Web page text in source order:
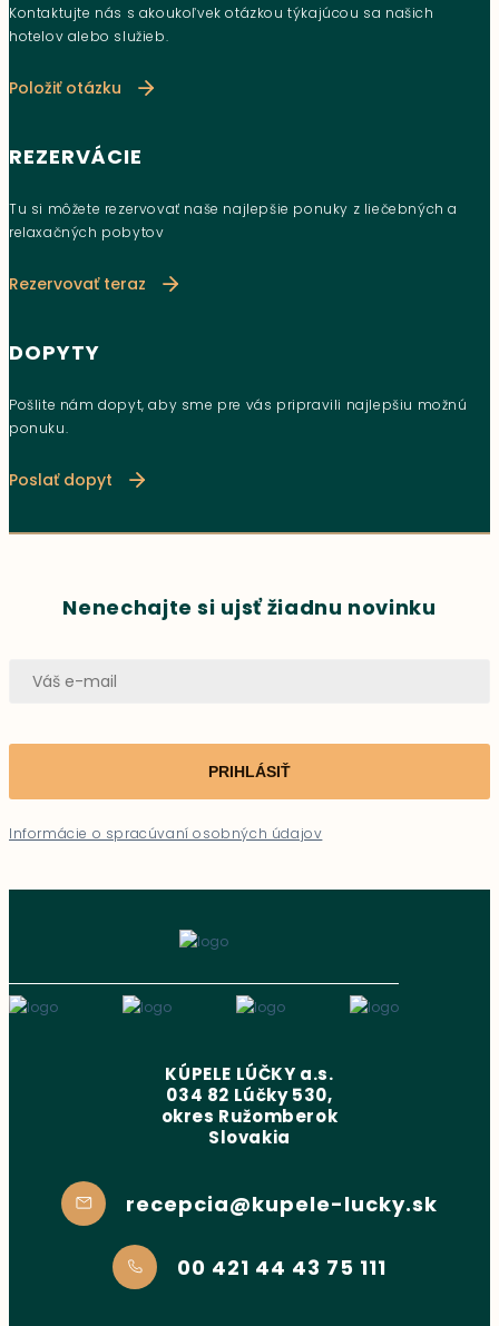
Kontaktujte nás s akoukoľvek otázkou týkajúcou sa našich
hotelov alebo služieb.
Položiť otázku
REZERVÁCIE
Tu si môžete rezervovať naše najlepšie ponuky z liečebných a
relaxačných pobytov
Rezervovať teraz
DOPYTY
Pošlite nám dopyt, aby sme pre vás pripravili najlepšiu možnú
ponuku.
Poslať dopyt
Nenechajte si ujsť žiadnu novinku
PRIHLÁSIŤ
Informácie o spracúvaní osobných údajov
KÚPELE LÚČKY a.s.
034 82 Lúčky 530,
okres Ružomberok
Slovakia
recepcia@kupele-lucky.sk
00 421 44 43 75 111